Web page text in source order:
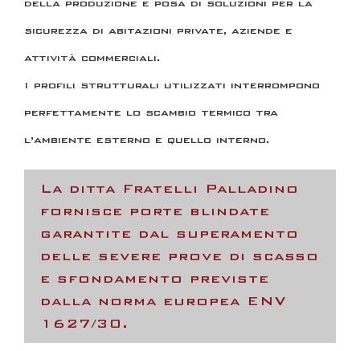
della produzione e posa di soluzioni per la
sicurezza di abitazioni private, aziende e
attività commerciali.
I profili strutturali utilizzati interrompono
perfettamente lo scambio termico tra
l’ambiente esterno e quello interno.
La ditta Fratelli Palladino
fornisce porte blindate
garantite dal superamento
delle severe prove di scasso
e sfondamento previste
dalla norma europea ENV
1627/30.